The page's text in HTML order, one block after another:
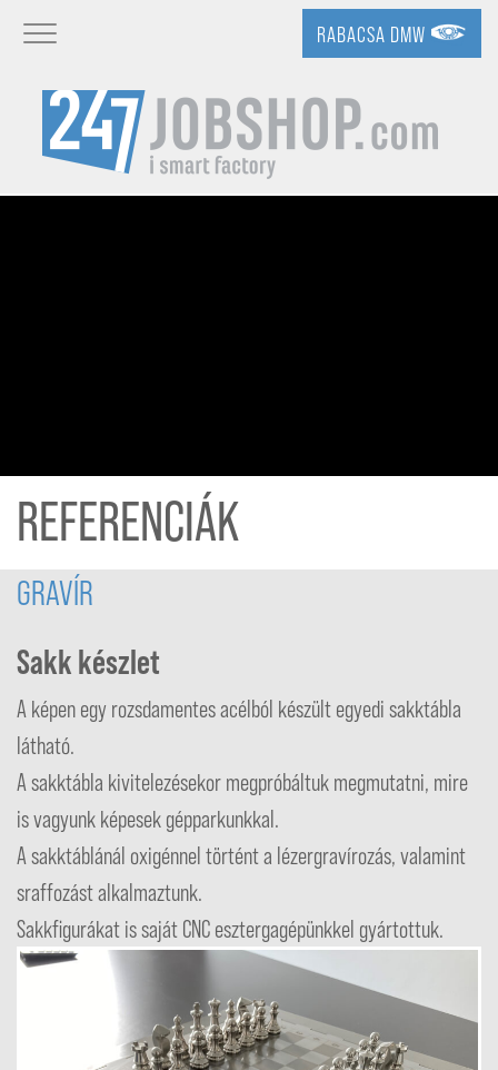
Toggle navigation RABACSA DMW
REFERENCIÁK
GRAVÍR
Sakk készlet
A képen egy rozsdamentes acélból készült egyedi sakktábla
látható.
A sakktábla kivitelezésekor megpróbáltuk megmutatni, mire
is vagyunk képesek gépparkunkkal.
A sakktáblánál oxigénnel történt a lézergravírozás, valamint
sraffozást alkalmaztunk.
Sakkfigurákat is saját CNC esztergagépünkkel gyártottuk.